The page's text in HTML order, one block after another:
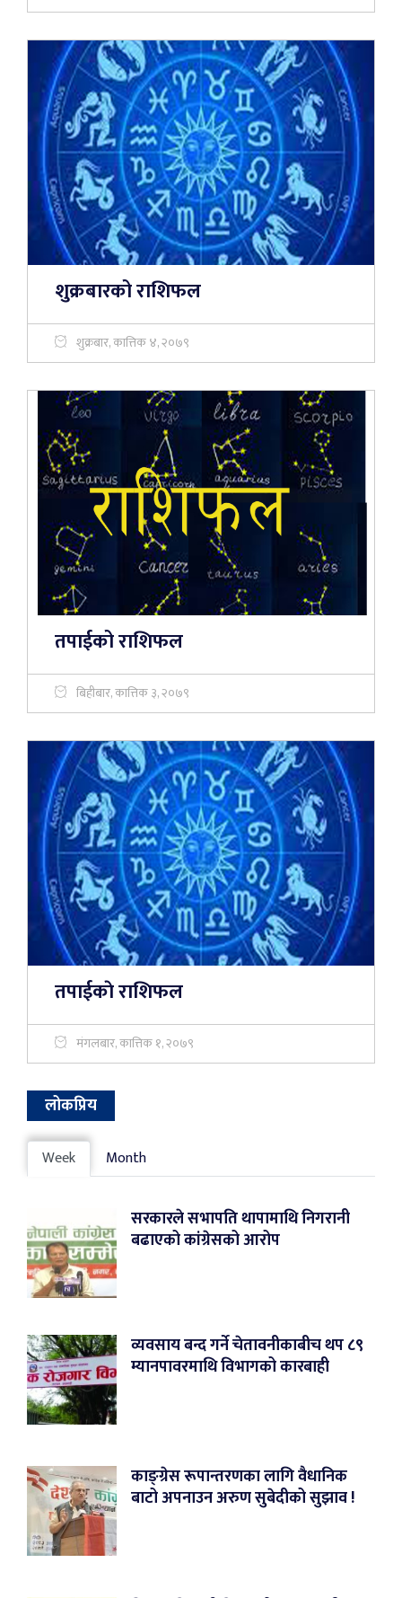
शुक्रबारको राशिफल
शुक्रबार, कात्तिक ४, २०७९
तपाईको राशिफल
बिहीबार, कात्तिक ३, २०७९
तपाईकाे राशिफल
मंगलबार, कात्तिक १, २०७९
लोकप्रिय
Week Month
सरकारले सभापति थापामाथि निगरानी
बढाएको कांग्रेसको आरोप
व्यवसाय बन्द गर्ने चेतावनीकाबीच थप ८९
म्यानपावरमाथि विभागको कारबाही
काङ्ग्रेस रूपान्तरणका लागि वैधानिक
बाटो अपनाउन अरुण सुबेदीको सुझाव !